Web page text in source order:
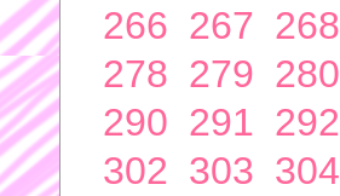
266 267 268
278 279 280
290 291 292
302 303 304